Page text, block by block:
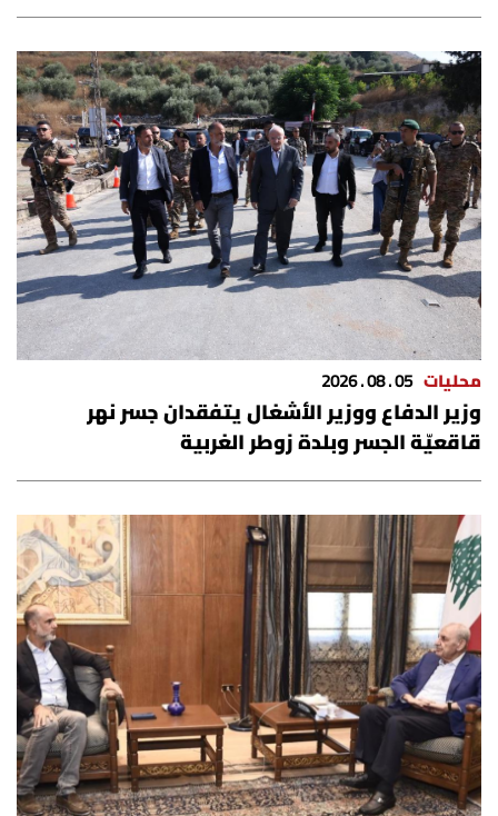
محليات 05 . 08 . 2026
وزير الدفاع ووزير الأشغال يتفقدان جسر نهر
قاقعيّة الجسر وبلدة زوطر الغربية